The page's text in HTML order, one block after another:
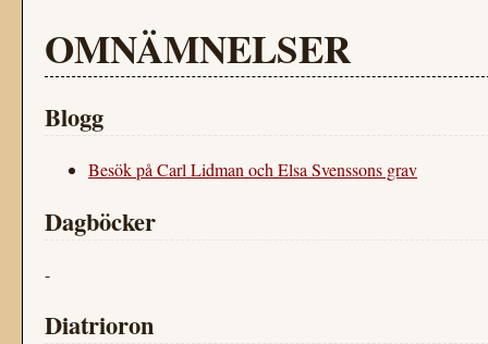
OMNÄMNELSER
Blogg
Besök på Carl Lidman och Elsa Svenssons grav
Dagböcker
-
Diatrioron